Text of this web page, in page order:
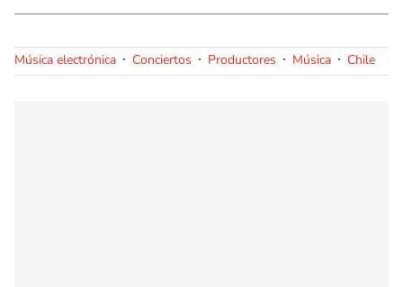
Música electrónica Conciertos Productores Música Chile